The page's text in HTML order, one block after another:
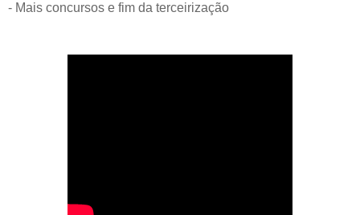
- Mais concursos e fim da terceirização